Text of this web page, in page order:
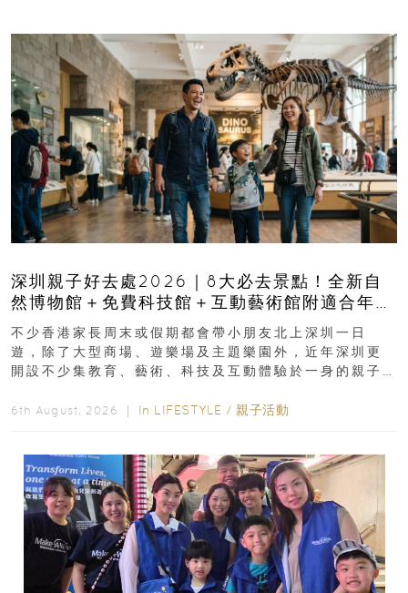
深圳親子好去處2026｜8大必去景點！全新自
然博物館＋免費科技館＋互動藝術館附適合年
齡、交通、門票、開放時間
不少香港家長周末或假期都會帶小朋友北上深圳一日
遊，除了大型商場、遊樂場及主題樂園外，近年深圳更
開設不少集教育、藝術、科技及互動體驗於一身的親子
6th August, 2026 ｜ In LIFESTYLE / 親子活動